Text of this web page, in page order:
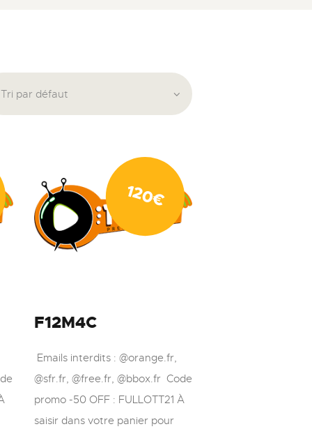
F12M4C
Emails interdits : @orange.fr,
@sfr.fr, @free.fr, @bbox.fr Code
promo -50 OFF : FULLOTT21 À
saisir dans votre panier pour
120€